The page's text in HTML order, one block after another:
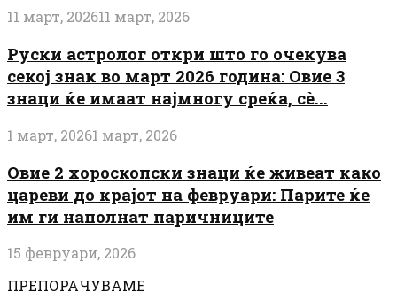
11 март, 202611 март, 2026
Руски астролог откри што го очекува
секој знак во март 2026 година: Овие 3
знаци ќе имаат најмногу среќа, сè...
1 март, 20261 март, 2026
Овие 2 хороскопски знаци ќе живеат како
цареви до крајот на февруари: Парите ќе
им ги наполнат паричниците
15 февруари, 2026
ПРЕПОРАЧУВАМЕ